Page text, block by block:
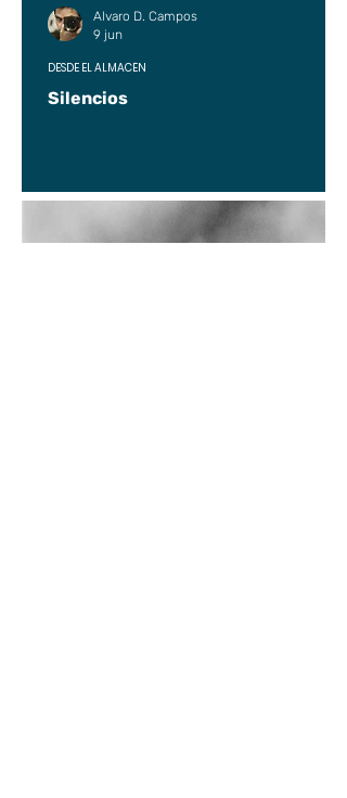
Silencios
DESDE EL ALMACÉN
Alvaro D. Campos
9 jun